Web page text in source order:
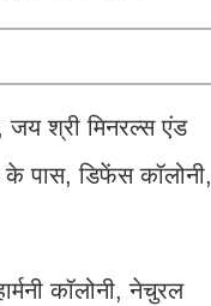
जय श्री मिनरल्स एंड
के पास, डिफेंस कॉलोनी,
कॉलोनी, नेचुरल